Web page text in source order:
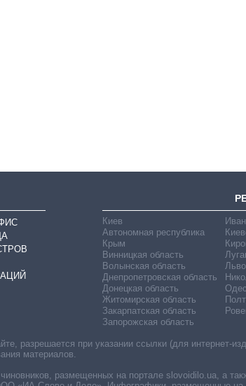
Киев
Автономная республика
Крым
Винницкая область
Волынская область
Днепропетровская область
Донецкая область
Житомирская область
Закарпатская область
Запорожская область
разрешается при указании ссылки (для интернет-
материалов.
размещенных на портале slovoidilo.ua, а